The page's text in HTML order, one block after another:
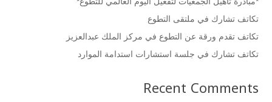
تكاتف تشارك في ملتقى التطوع
تكاتف تقدم ورقة عن التطوع في مركز الملك عبدالعزيز
تكاتف تشارك في جلسة استشارات استدامة الموارد
Recent Comments